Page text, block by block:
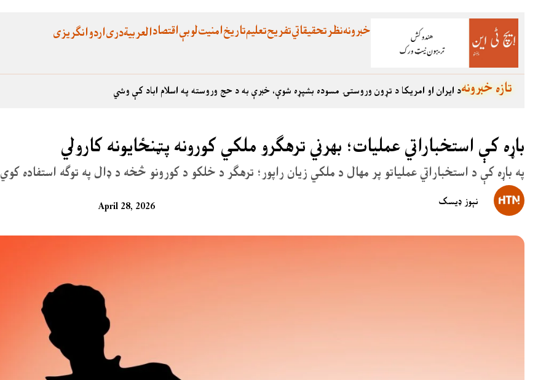
اقتصادلوبېامنیتتاریختعلیمتفریحتحقیقاتينظرخبرونه انگریزیاردودریالعربية
د ایران او امریکا د تړون وروستۍ مسوده بشپړه شوې، خبرې به د حج وروسته په اسلام اباد کې وشيتازه خبرونه
باړه کې استخباراتي عملیات؛ بهرني ترهګرو ملکي کورونه پټنځایونه کارولي
په باړه کې د استخباراتي عملیاتو پر مهال د ملکي زیان راپور؛ ترهګر د خلکو د کورونو څخه د ډال په توګه استفاده کوي
April 28, 2026 نېوز ډیسک